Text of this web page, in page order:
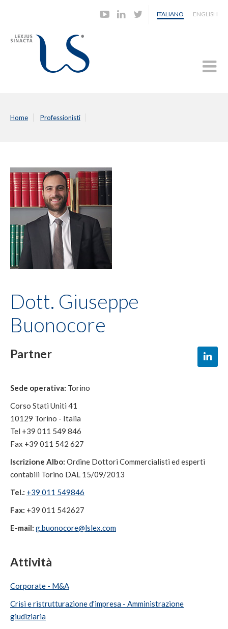
ITALIANO ENGLISH
Home Professionisti
Dott. Giuseppe
Buonocore
Partner
Sede operativa: Torino
Corso Stati Uniti 41
10129 Torino - Italia
Tel +39 011 549 846
Fax +39 011 542 627
Iscrizione Albo: Ordine Dottori Commercialisti ed esperti
contabili Torino DAL 15/09/2013
Tel.: +39 011 549846
Fax: +39 011 542627
E-mail: g.buonocore@lslex.com
Attività
Corporate - M&A
Crisi e ristrutturazione d'impresa - Amministrazione
giudiziaria